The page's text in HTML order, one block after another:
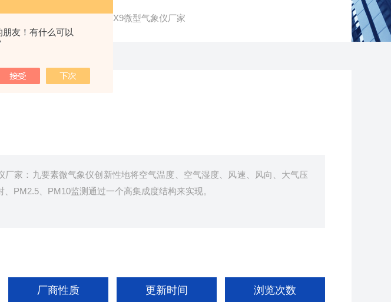
友！有什么可以
备 / FT-WQX9微型气象仪厂家
厂家：九要素微气象仪创新性地将空气温度、空气湿度、风速、风向、大气压
、PM2.5、PM10监测通过一个高集成度结构来实现。
厂商性质 更新时间 浏览次数